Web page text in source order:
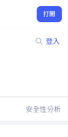
打開
登入
安全性分析